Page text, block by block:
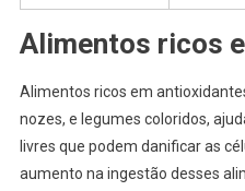
Alimentos ricos
Alimentos ricos em
nozes, e legumes coloridos,
livres que podem danificar as
aumento na ingestão desses